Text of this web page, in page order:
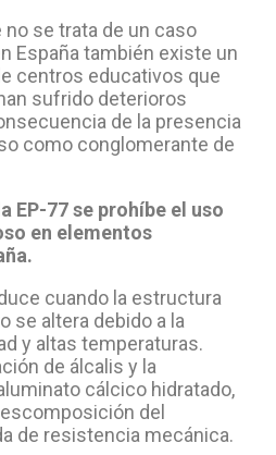
se trata de un caso
España también existe un
centros educativos que
sufrido deterioros
de la presencia
como conglomerante de
EP-77 se prohíbe el uso
en elementos
cuando la estructura
se altera debido a la
y altas temperaturas.
de álcalis y la
cálcico hidratado,
del
de resistencia mecánica.